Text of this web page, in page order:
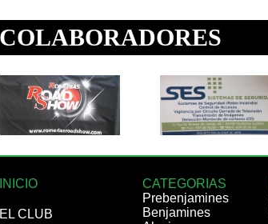
INICIO
EL CLUB
CATEGORIAS
Prebenjamines
Benjamines